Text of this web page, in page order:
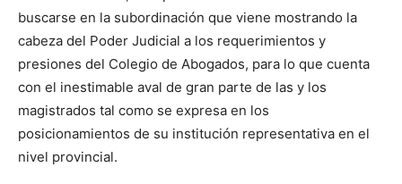
buscarse en la subordinación que viene mostrando la
cabeza del Poder Judicial a los requerimientos y
presiones del Colegio de Abogados, para lo que cuenta
con el inestimable aval de gran parte de las y los
magistrados tal como se expresa en los
posicionamientos de su institución representativa en el
nivel provincial.